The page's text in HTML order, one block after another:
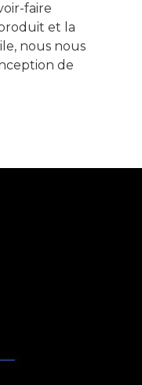
faire
et la
nous nous
de